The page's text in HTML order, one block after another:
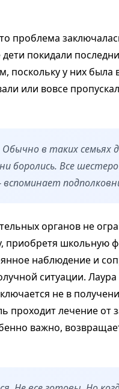
проблема
покидали
поскольку у них была
или вовсе
в таких семьях
боролись. Все
органов не
приобретя школьную
наблюдение и
ситуации.
не в
проходит лечение
важно,